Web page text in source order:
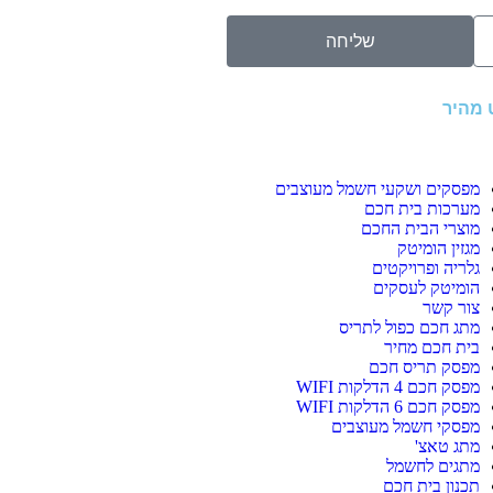
שליחה
מהיר
מפסקים ושקעי חשמל מעוצבים
מערכות בית חכם
מוצרי הבית החכם
מגזין הומיטק
גלריה ופרויקטים
הומיטק לעסקים
צור קשר
מתג חכם כפול לתריס
בית חכם מחיר
מפסק תריס חכם
מפסק חכם 4 הדלקות WIFI
מפסק חכם 6 הדלקות WIFI
מפסקי חשמל מעוצבים
מתג טאצ'
מתגים לחשמל
תכנון בית חכם